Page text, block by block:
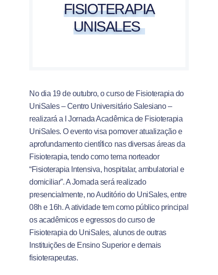
FISIOTERAPIA
UNISALES
No dia 19 de outubro, o curso de Fisioterapia do
UniSales – Centro Universitário Salesiano –
realizará a I Jornada Acadêmica de Fisioterapia
UniSales. O evento visa pomover atualização e
aprofundamento científico nas diversas áreas da
Fisioterapia, tendo como tema norteador
“Fisioterapia Intensiva, hospitalar, ambulatorial e
domiciliar”. A Jornada será realizado
presencialmente, no Auditório do UniSales, entre
08h e 16h. A atividade tem como público principal
os acadêmicos e egressos do curso de
Fisioterapia do UniSales, alunos de outras
Instituições de Ensino Superior e demais
fisioterapeutas.